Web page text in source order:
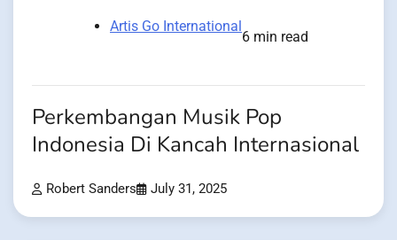
Artis Go International
6 min read
Perkembangan Musik Pop
Indonesia Di Kancah Internasional
Robert Sanders July 31, 2025